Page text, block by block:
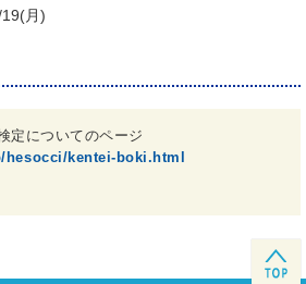
月)
定についてのページ
kentei-boki.html